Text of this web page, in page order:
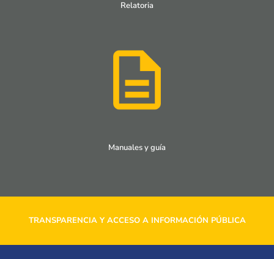
Relatoria
Manuales y guía
TRANSPARENCIA Y ACCESO A INFORMACIÓN PÚBLICA